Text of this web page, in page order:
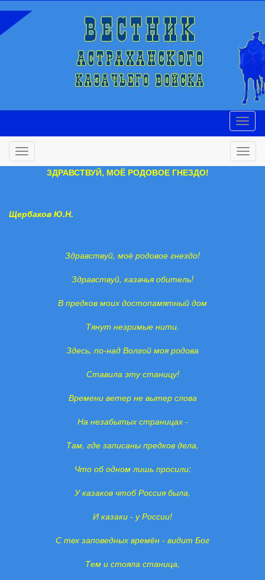
ЗДРАВСТВУЙ, МОЁ РОДОВОЕ ГНЕЗДО!
Щербаков Ю.Н.
Здравствуй, моё родовое гнездо!
Здравствуй, казачья обитель!
В предков моих достопамятный дом
Тянут незримые нити.
Здесь, по-над Волгой моя родова
Ставила эту станицу!
Времени ветер не вытер слова
На незабытых страницах -
Там, где записаны предков дела,
Что об одном лишь просили:
У казаков чтоб Россия была,
И казаки - у России!
С тех заповедных времён - видит Бог
Тем и стояла станица,